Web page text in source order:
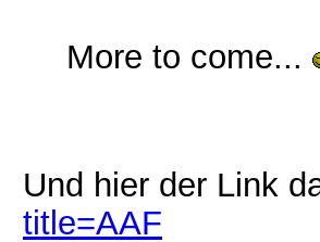
More to come...
Und hier der Link
title=AAF